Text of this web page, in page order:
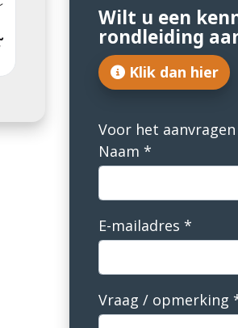
Wilt u een
rondleiding
Klik dan hier
Voor het
Naam *
E-mailadres *
Vraag / opmerking